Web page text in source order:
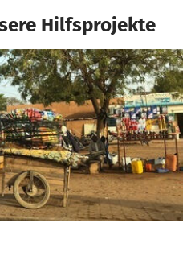
Hilfsprojekte